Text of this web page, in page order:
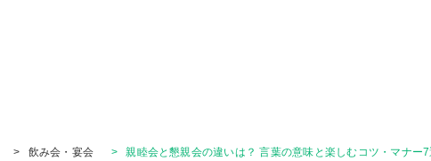
> 飲み会・宴会 > 親睦会と懇親会の違いは？ 言葉の意味と楽しむコツ・マナー